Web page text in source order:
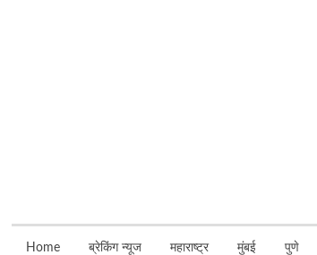
Home ब्रेकिंग न्यूज महाराष्ट्र मुंबई पुणे